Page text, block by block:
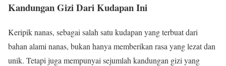
Kandungan Gizi Dari Kudapan Ini
Keripik nanas, sebagai salah satu kudapan yang terbuat dari
bahan alami nanas, bukan hanya memberikan rasa yang lezat dan
unik. Tetapi juga mempunyai sejumlah kandungan gizi yang